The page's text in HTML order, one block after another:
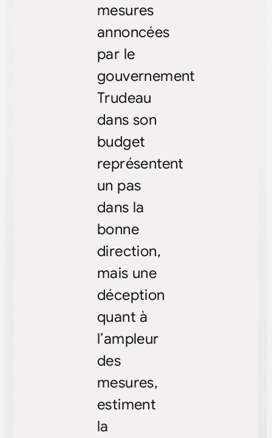
mesures
annoncées
par le
gouvernement
Trudeau
dans son
budget
représentent
un pas
dans la
bonne
direction,
mais une
déception
quant à
l’ampleur
des
mesures,
estiment
la